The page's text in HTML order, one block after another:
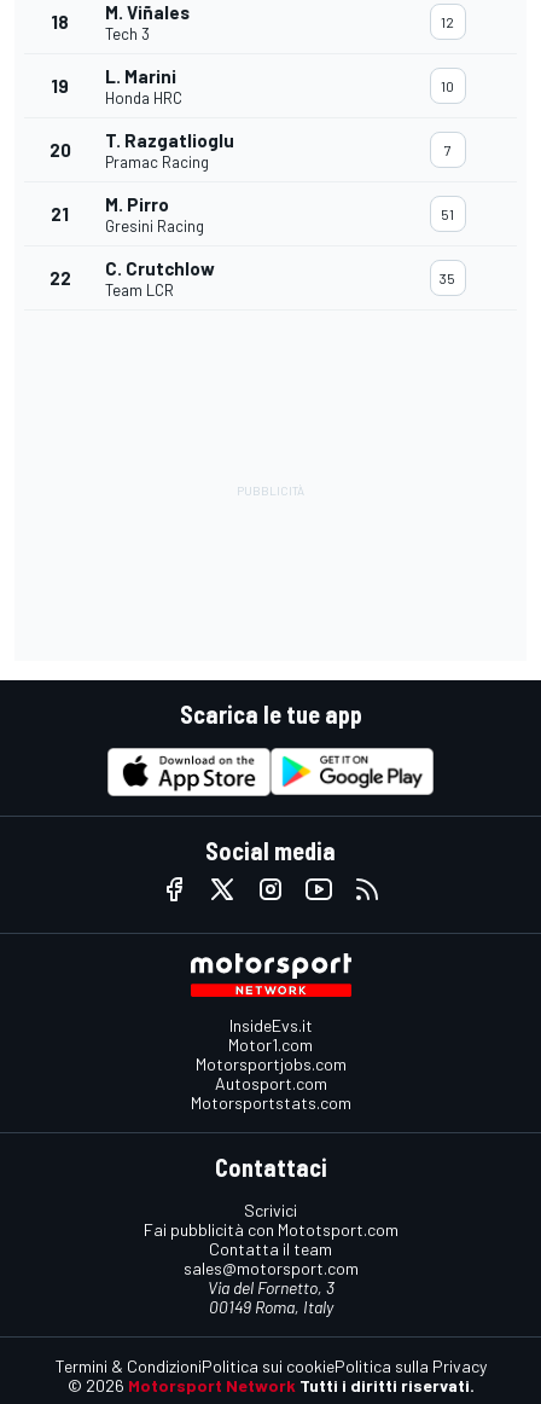
18 M. Viñales
Tech 3
12
19 L. Marini
Honda HRC
10
20 T. Razgatlioglu
Pramac Racing
7
21 M. Pirro
Gresini Racing
51
22 C. Crutchlow
Team LCR
35
Scarica le tue app
Social media
InsideEvs.it
Motor1.com
Motorsportjobs.com
Autosport.com
Motorsportstats.com
Contattaci
Scrivici
Fai pubblicità con Mototsport.com
Contatta il team
sales@motorsport.com
Via del Fornetto, 3
00149 Roma, Italy
© 2026 Motorsport Network Tutti i diritti riservati.
Termini & CondizioniPolitica sui cookiePolitica sulla Privacy